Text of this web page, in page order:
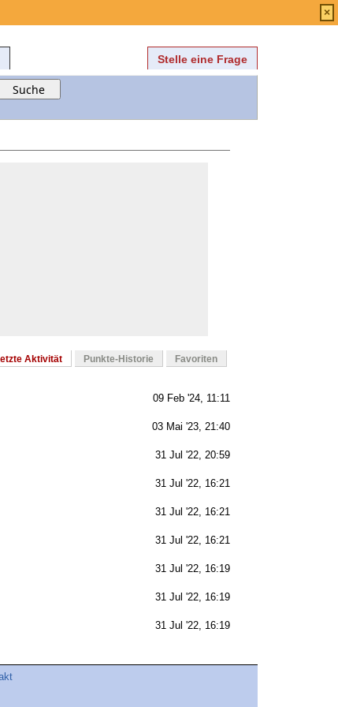
Stelle eine Frage
Aktivität Punkte-Historie Favoriten
09 Feb '24, 11:11
03 Mai '23, 21:40
31 Jul '22, 20:59
31 Jul '22, 16:21
31 Jul '22, 16:21
31 Jul '22, 16:21
31 Jul '22, 16:19
31 Jul '22, 16:19
31 Jul '22, 16:19
×